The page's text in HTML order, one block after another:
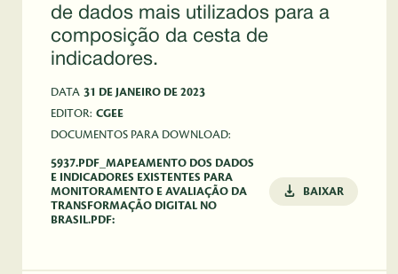
de dados mais utilizados para a
composição da cesta de
indicadores.
DATA 31 DE JANEIRO DE 2023
EDITOR: CGEE
DOCUMENTOS PARA DOWNLOAD:
5937.PDF_MAPEAMENTO DOS DADOS
E INDICADORES EXISTENTES PARA
MONITORAMENTO E AVALIAÇÃO DA
TRANSFORMAÇÃO DIGITAL NO
BRASIL.PDF:
BAIXAR